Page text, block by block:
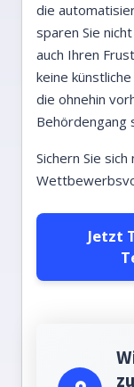
die
sparen Sie
auch Ihren
keine
die ohnehin
Behördengang
Sichern Sie
Jetzt